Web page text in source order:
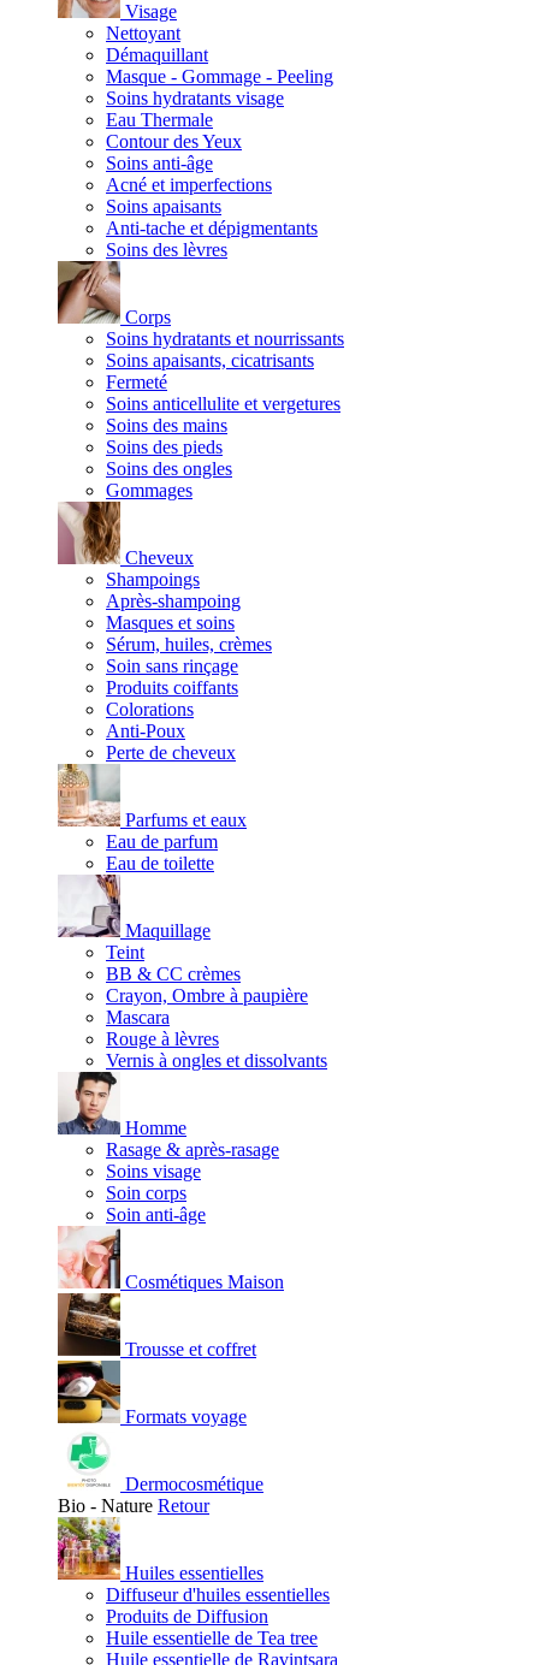
Visage
Nettoyant
Démaquillant
Masque - Gommage - Peeling
Soins hydratants visage
Eau Thermale
Contour des Yeux
Soins anti-âge
Acné et imperfections
Soins apaisants
Anti-tache et dépigmentants
Soins des lèvres
Corps
Soins hydratants et nourrissants
Soins apaisants, cicatrisants
Fermeté
Soins anticellulite et vergetures
Soins des mains
Soins des pieds
Soins des ongles
Gommages
Cheveux
Shampoings
Après-shampoing
Masques et soins
Sérum, huiles, crèmes
Soin sans rinçage
Produits coiffants
Colorations
Anti-Poux
Perte de cheveux
Parfums et eaux
Eau de parfum
Eau de toilette
Maquillage
Teint
BB & CC crèmes
Crayon, Ombre à paupière
Mascara
Rouge à lèvres
Vernis à ongles et dissolvants
Homme
Rasage & après-rasage
Soins visage
Soin corps
Soin anti-âge
Cosmétiques Maison
Trousse et coffret
Formats voyage
Dermocosmétique
Bio - Nature Retour
Huiles essentielles
Diffuseur d'huiles essentielles
Produits de Diffusion
Huile essentielle de Tea tree
Huile essentielle de Ravintsara